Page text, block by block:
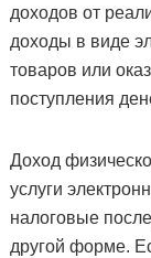
доходов от
доходы в виде
товаров или
поступления
Доход
услуги
налоговые
другой форме.